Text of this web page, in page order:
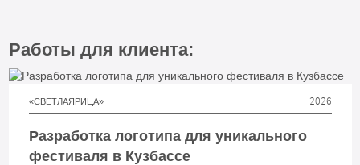
Работы для клиента:
«СВЕТЛАЯРИЦА» 2026
Разработка логотипа для уникального
фестиваля в Кузбассе